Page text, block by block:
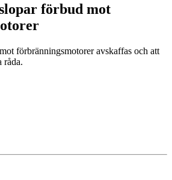
förbud mot
förbränningsmotorer avskaffas och att
råda.